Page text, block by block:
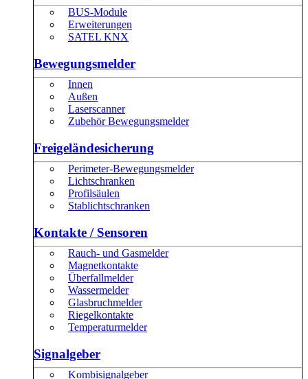
BUS-Module
Erweiterungen
SATEL KNX
Bewegungsmelder
Innen
Außen
Laserscanner
Zubehör Bewegungsmelder
Freigeländesicherung
Perimeter-Bewegungsmelder
Lichtschranken
Profilsäulen
Stablichtschranken
Kontakte / Sensoren
Rauch- und Gasmelder
Magnetkontakte
Überfallmelder
Wassermelder
Glasbruchmelder
Riegelkontakte
Temperaturmelder
Signalgeber
Kombisignalgeber